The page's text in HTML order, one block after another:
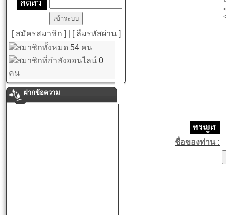
[ สมัครสมาชิก ]
[ ลืมรหัสผ่าน ]
สมาชิกทั้งหมด 54 คน
สมาชิกที่กำลังออนไลน์ 0
คน
ฝากข้อความ
ชื่อของท่าน :